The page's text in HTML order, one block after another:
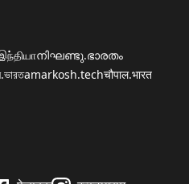
നിഘണ്ടു.ഭാരതം
amarkosh.techचौपाल.भारत